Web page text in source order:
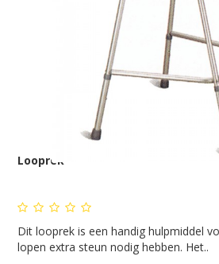
Looprek
Dit looprek is een handig hulpmiddel
lopen extra steun nodig hebben. Het..